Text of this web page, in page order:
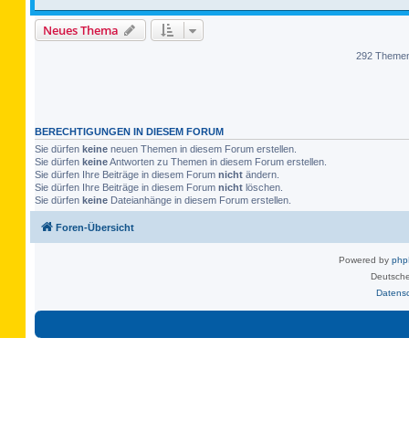
Neues Thema
292
BERECHTIGUNGEN IN DIESEM FORUM
Sie dürfen keine neuen Themen in diesem Forum erstellen.
Sie dürfen keineAntworten zu Themen in diesem Forum erstellen.
Sie dürfen Ihre Beiträge in diesem Forum nicht ändern.
Sie dürfen Ihre Beiträge in diesem Forum nicht löschen.
Sie dürfen keine Dateianhänge in diesem Forum erstellen.
Foren-Übersicht
Powered by